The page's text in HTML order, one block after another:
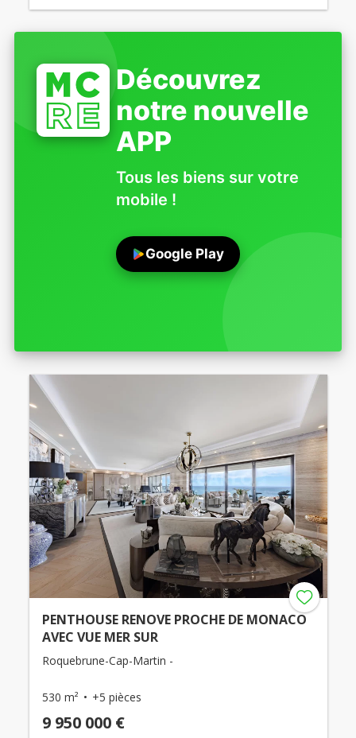
Découvrez
notre nouvelle
APP
Tous les biens sur votre
mobile !
Google Play
PENTHOUSE RENOVE PROCHE DE MONACO
AVEC VUE MER SUR
Roquebrune-Cap-Martin -
530 m² +5 pièces
9 950 000 €